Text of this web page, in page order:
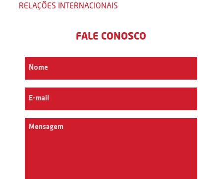
RELAÇÕES INTERNACIONAIS
FALE CONOSCO